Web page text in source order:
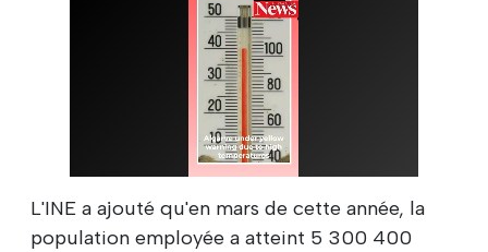
L'INE a ajouté qu'en mars de cette année, la
population employée a atteint 5 300 400